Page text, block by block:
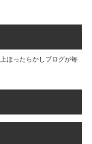
ほったらかしブログが毎